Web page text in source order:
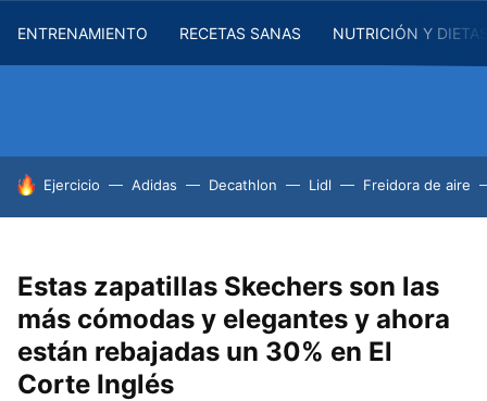
ENTRENAMIENTO RECETAS SANAS NUTRICIÓN Y
HOY SE HABLA DE
Ejercicio Adidas Decathlon Lidl Freidora de aire
Estas zapatillas Skechers son las
más cómodas y elegantes y ahora
están rebajadas un 30% en El
Corte Inglés